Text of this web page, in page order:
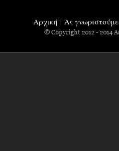
Αρχική | Ας γνωριστούμε